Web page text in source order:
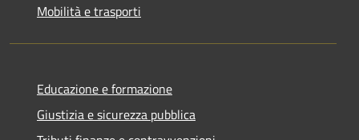
Mobilità e trasporti
Educazione e formazione
Giustizia e sicurezza pubblica